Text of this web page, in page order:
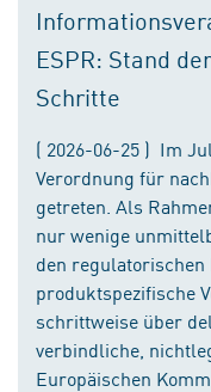
ESPR: Stand
Schritte
( 2026-06-25 ) Im
Verordnung für
getreten. Als
nur wenige
den
produktspezifische
schrittweise über
verbindliche,
Europäischen